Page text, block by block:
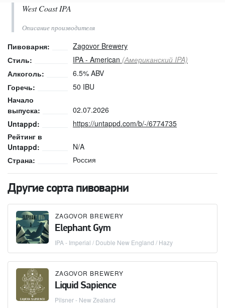
West Coast IPA
Описание производителя
Пивоварня:
Zagovor Brewery
Стиль:
IPA - American (Американский IPA)
Алкоголь:
6.5% ABV
Горечь:
50 IBU
Начало
выпуска:
02.07.2026
Untappd:
https://untappd.com/b/-/6774735
Рейтинг в
Untappd:
N/A
Страна:
Россия
Другие сорта пивоварни
ZAGOVOR BREWERY
Elephant Gym
IPA - Imperial / Double New England / Hazy
ZAGOVOR BREWERY
Liquid Sapience
Pilsner - New Zealand